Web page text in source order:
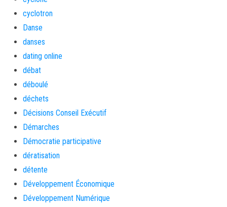
cyclotron
Danse
danses
dating online
débat
déboulé
déchets
Décisions Conseil Exécutif
Démarches
Démocratie participative
dératisation
détente
Développement Économique
Développement Numérique